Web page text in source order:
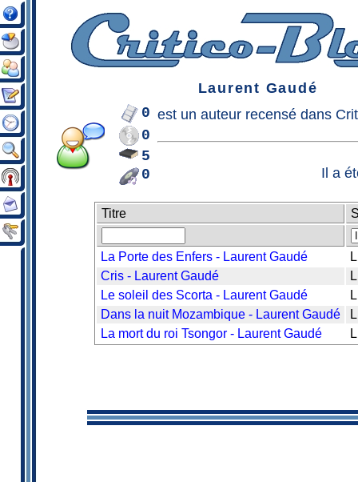
Laurent Gaudé
0
0
5
0
est un auteurrecensé dans
Il a
Titre
La Porte des Enfers - Laurent Gaudé
Cris - Laurent Gaudé
Le soleil des Scorta - Laurent Gaudé
Dans la nuit Mozambique - Laurent Gaudé
La mort du roi Tsongor - Laurent Gaudé